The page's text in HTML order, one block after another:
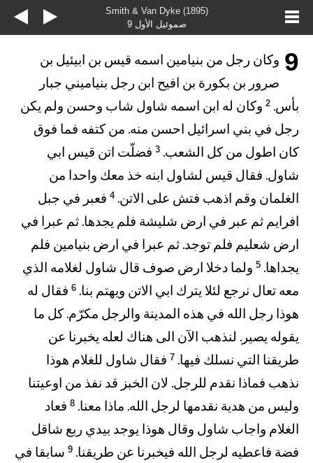
Smith & Van Dyke (1895)
صموئيل الأول 9
9 وكان رجل من بنيامين اسمه قيس بن ابيئيل بن
صرور بن بكورة بن افيح ابن رجل بنياميني جبار
بأس. 2 وكان له ابن اسمه شاول شاب وحسن ولم يكن
رجل في بني اسرائيل احسن منه. من كتفه فما فوق
كان اطول من كل الشعب. 3 فضلّت اتن قيس ابي
شاول. فقال قيس لشاول ابنه خذ معك واحدا من
الغلمان وقم اذهب فتش على الاتن. 4 فعبر في جبل
افرايم ثم عبر في ارض شليشة فلم يجدها. ثم عبرا في
ارض شعليم فلم توجد. ثم عبرا في ارض بنيامين فلم
يجداها. 5 ولما دخلا ارض صوف قال شاول لغلامه الذي
معه تعال نرجع لئلا يترك ابي الاتن ويهتم بنا. 6 فقال له
هوذا رجل الله في هذه المدينة والرجل مكرّم. كل ما
يقوله يصير. لنذهب الآن الى هناك لعله يخبرنا عن
طريقنا التي نسلك فيها. 7 فقال شاول للغلام هوذا
نذهب فماذا نقدم للرجل. لان الخبز قد نفذ من اوعيتنا
وليس من هدية نقدمها لرجل الله. ماذا معنا. 8 فعاد
الغلام واجاب شاول وقال هوذا يوجد بيدي ربع شاقل
فضة فاعطيه لرجل الله فيخبرنا عن طريقنا. 9 سابقا في